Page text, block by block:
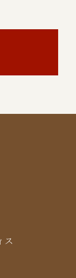
ス